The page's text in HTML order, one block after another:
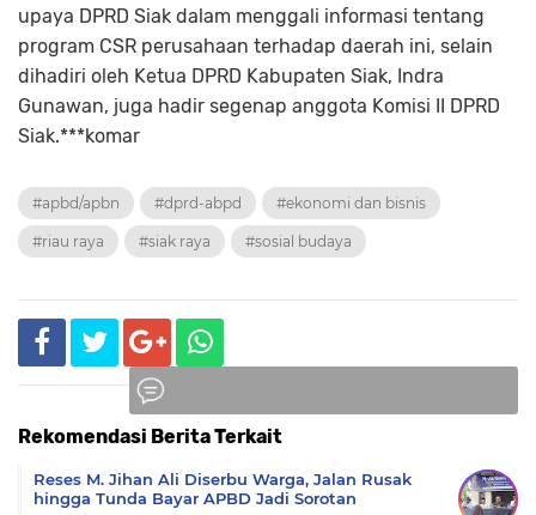
upaya DPRD Siak dalam menggali informasi tentang
program CSR perusahaan terhadap daerah ini, selain
dihadiri oleh Ketua DPRD Kabupaten Siak, Indra
Gunawan, juga hadir segenap anggota Komisi II DPRD
Siak.***komar
#apbd/apbn #dprd-abpd #ekonomi dan bisnis
#riau raya #siak raya #sosial budaya
Rekomendasi Berita Terkait
Reses M. Jihan Ali Diserbu Warga, Jalan Rusak
hingga Tunda Bayar APBD Jadi Sorotan